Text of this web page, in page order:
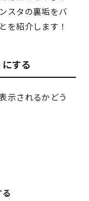
スタの裏垢をバ
を紹介します！
する
示されるかどう